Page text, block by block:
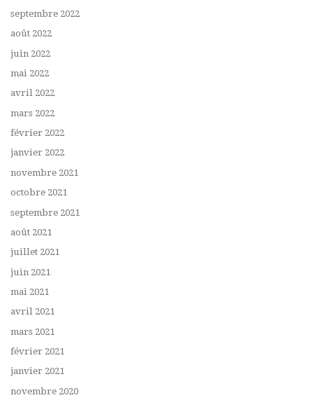
septembre 2022
août 2022
juin 2022
mai 2022
avril 2022
mars 2022
février 2022
janvier 2022
novembre 2021
octobre 2021
septembre 2021
août 2021
juillet 2021
juin 2021
mai 2021
avril 2021
mars 2021
février 2021
janvier 2021
novembre 2020